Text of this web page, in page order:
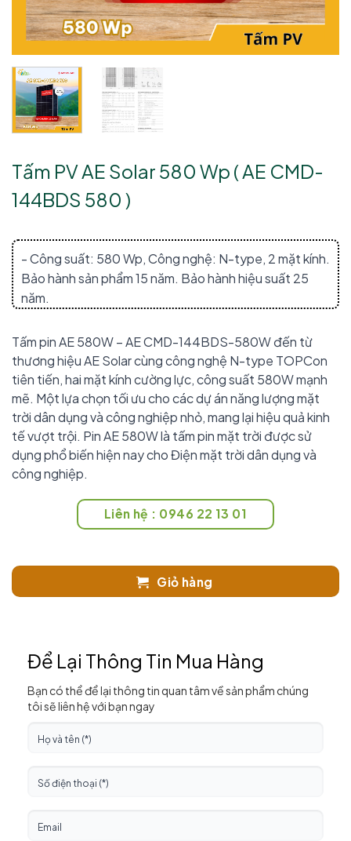
Tấm PV AE Solar 580 Wp ( AE CMD-
144BDS 580 )
- Công suất: 580 Wp, Công nghệ: N-type, 2 mặt kính.
Bảo hành sản phẩm 15 năm. Bảo hành hiệu suất 25
năm.
Tấm pin AE 580W – AE CMD-144BDS-580W đến từ
thương hiệu AE Solar cùng công nghệ N-type TOPCon
tiên tiến, hai mặt kính cường lực, công suất 580W mạnh
mẽ. Một lựa chọn tối ưu cho các dự án năng lượng mặt
trời dân dụng và công nghiệp nhỏ, mang lại hiệu quả kinh
tế vượt trội. Pin AE 580W là tấm pin mặt trời được sử
dụng phổ biến hiện nay cho Điện mặt trời dân dụng và
công nghiệp.
Liên hệ : 0946 22 13 01
Giỏ hàng
Để Lại Thông Tin Mua Hàng
Bạn có thể để lại thông tin quan tâm về sản phẩm chúng
tôi sẽ liên hệ với bạn ngay